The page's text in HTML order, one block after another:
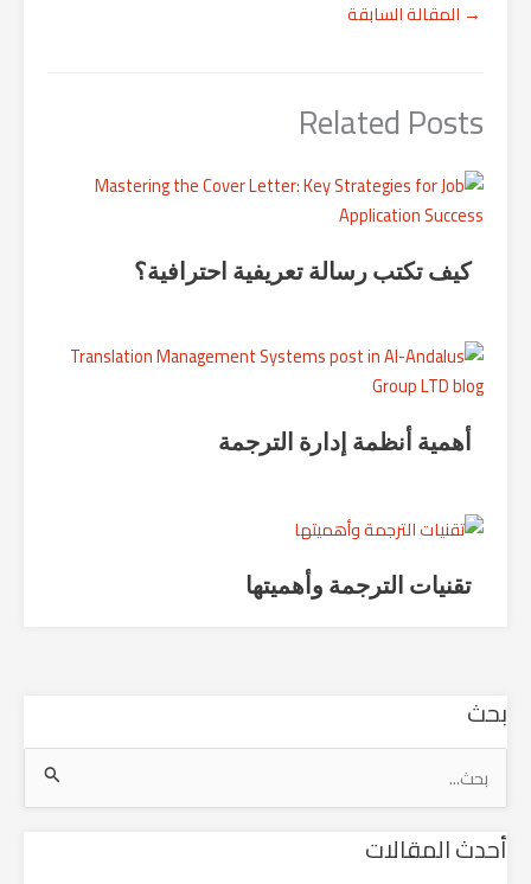
→ المقالة السابقة
Related Posts
كيف تكتب رسالة تعريفية احترافية؟
أهمية أنظمة إدارة الترجمة
تقنيات الترجمة وأهميتها
بحث
ل
بأحدث المقالات